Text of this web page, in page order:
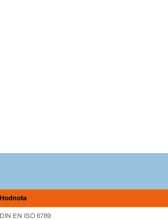
Hodnota
DIN EN ISO 6789